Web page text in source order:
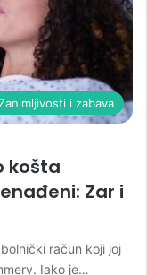
i zabava
košta
Zar i
račun koji joj
Iako je…